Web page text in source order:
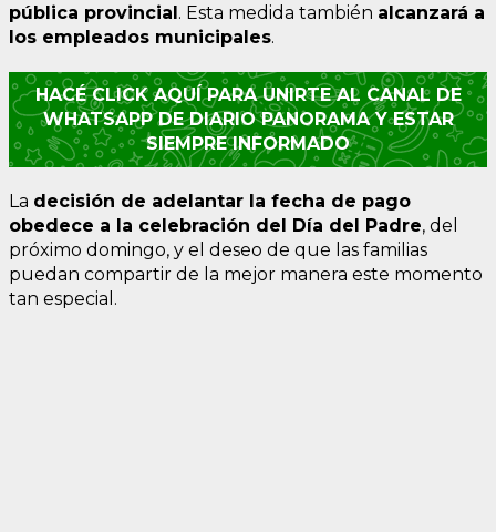
pública provincial. Esta medida también alcanzará a
los empleados municipales.
HACÉ CLICK AQUÍ PARA UNIRTE AL CANAL DE
WHATSAPP DE DIARIO PANORAMA Y ESTAR
SIEMPRE INFORMADO
La decisión de adelantar la fecha de pago
obedece a la celebración del Día del Padre, del
próximo domingo, y el deseo de que las familias
puedan compartir de la mejor manera este momento
tan especial.